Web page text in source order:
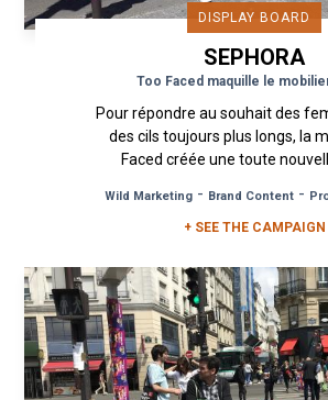
DISPLAY BOARD
SEPHORA
Too Faced maquille le
Pour répondre au souhait des
des cils toujours plus longs, la
Faced créée une toute
Wild Marketing- Brand Content-
+ SEE THE CAMPAIGN